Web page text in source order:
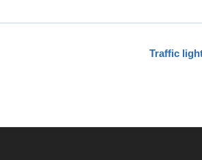
Traffic